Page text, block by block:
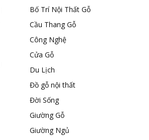
Bố Trí Nội Thất Gỗ
Cầu Thang Gỗ
Công Nghệ
Cửa Gỗ
Du Lịch
Đồ gỗ nội thất
Đời Sống
Giường Gỗ
Giường Ngủ